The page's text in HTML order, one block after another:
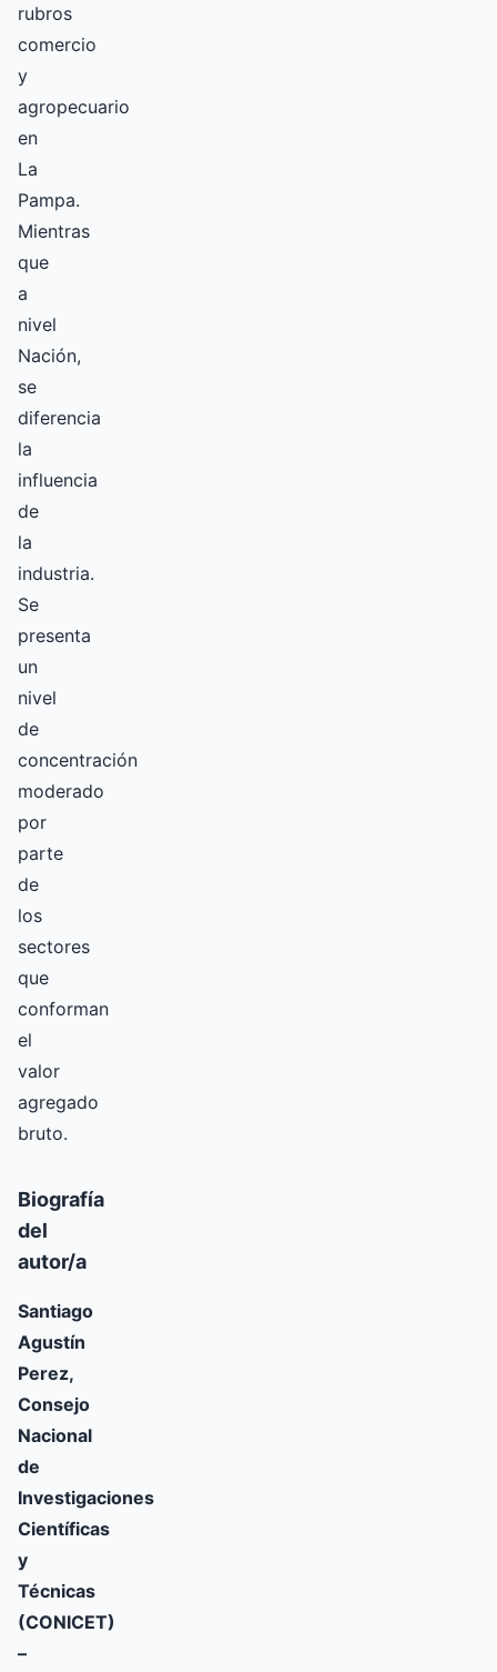
rubros
comercio
y
agropecuario
en
La
Pampa.
Mientras
que
a
nivel
Nación,
se
diferencia
la
influencia
de
la
industria.
Se
presenta
un
nivel
de
concentración
moderado
por
parte
de
los
sectores
que
conforman
el
valor
agregado
bruto.
Biografía
del
autor/a
Santiago
Agustín
Perez,
Consejo
Nacional
de
Investigaciones
Científicas
y
Técnicas
(CONICET)
–